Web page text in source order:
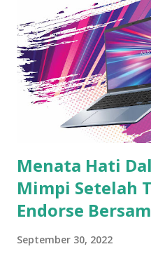
kerjaan satu per satu,
sudah mepet harus disetor,
saat proses pengerjaan
akhir-akhir ini cuaca begitu
makin perih bahkan pegel.
luar biasa akibat kurang
pastilah dia minta tolong.
Menata Hati
Mimpi Setelah
Endorse
September 30, 2022